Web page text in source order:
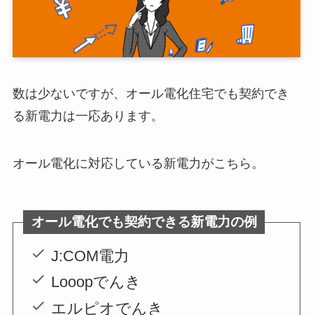
数は少ないですが、オール電化住宅でも契約でき
る新電力は一応あります。
オール電化に対応している新電力がこちら。
オール電化でも契約できる新電力の例
J:COM電力
Looopでんき
エルピオでんき